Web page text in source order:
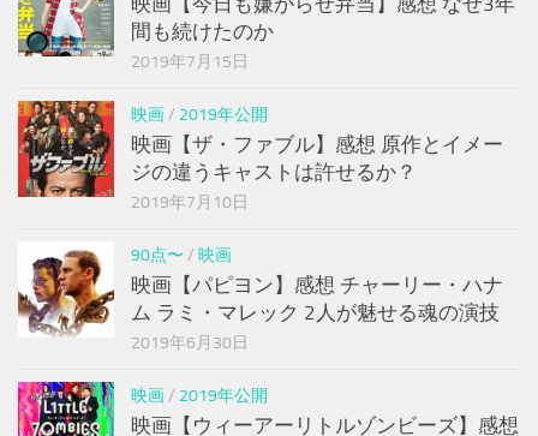
間も続けたのか
2019年7月15日
映画/ 2019年公開
映画【ザ・ファブル】感想 原作とイメー
ジの違うキャストは許せるか？
2019年7月10日
90点〜 / 映画
映画【パピヨン】感想 チャーリー・ハナ
ム ラミ・マレック 2人が魅せる魂の演技
2019年6月30日
映画/ 2019年公開
映画【ウィーアーリトルゾンビーズ】感想